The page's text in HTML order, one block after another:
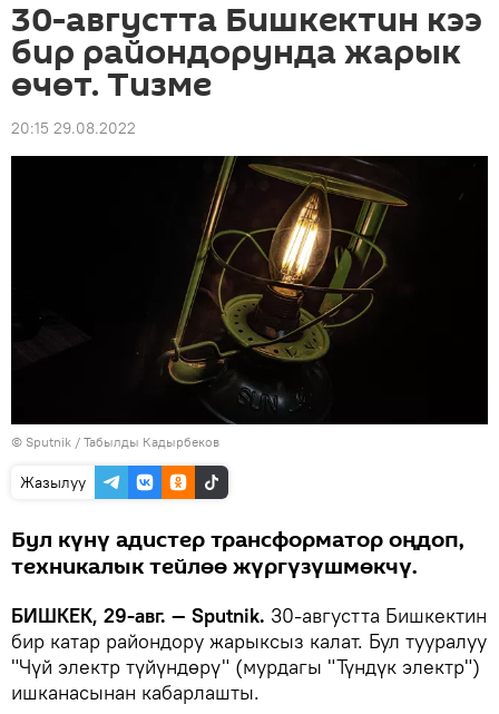
30-августта Бишкектин кээ
бир райондорунда жарык
өчөт. Тизме
20:15 29.08.2022
© Sputnik / Табылды Кадырбеков
Жазылуу
Бул күнү адистер трансформатор оңдоп,
техникалык тейлөө жүргүзүшмөкчү.
БИШКЕК, 29-авг. — Sputnik. 30-августта Бишкектин
бир катар райондору жарыксыз калат. Бул тууралуу
"Чүй электр түйүндөрү" (мурдагы "Түндүк электр")
ишканасынан кабарлашты.